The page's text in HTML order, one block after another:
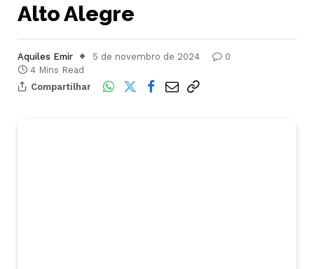
Alto Alegre
Aquiles Emir 5 de novembro de 2024
0
4 Mins Read
Compartilhar